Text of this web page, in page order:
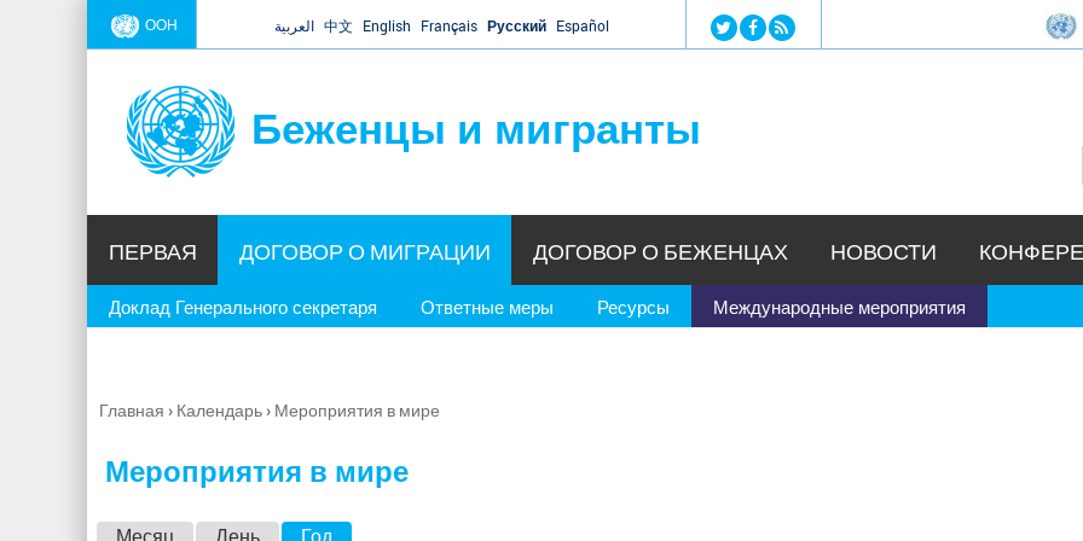
Jump to navigation
ООН العربية 中文 English Français Русский Español
Беженцы и мигранты
ПЕРВАЯ ДОГОВОР О МИГРАЦИИ
Доклад Генерального секретаря Ответные меры Ресурсы Международные мероприятия
ДОГОВОР О БЕЖЕНЦАХ НОВОСТИ
Вы
Главная › Календарь› Мероприятия в мире
Мероприятия в мире